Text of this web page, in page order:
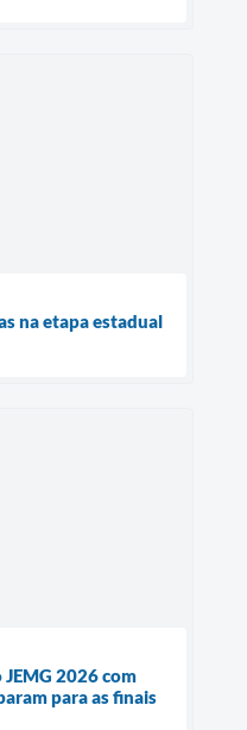
na etapa estadual
2026 com
para as finais